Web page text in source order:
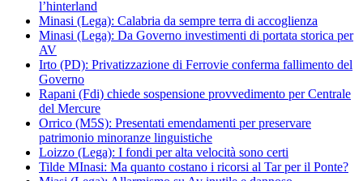
l’hinterland
Minasi (Lega): Calabria da sempre terra di accoglienza
Minasi (Lega): Da Governo investimenti di portata storica per
AV
Irto (PD): Privatizzazione di Ferrovie conferma fallimento del
Governo
Rapani (Fdi) chiede sospensione provvedimento per Centrale
del Mercure
Orrico (M5S): Presentati emendamenti per preservare
patrimonio minoranze linguistiche
Loizzo (Lega): I fondi per alta velocità sono certi
Tilde MInasi: Ma quanto costano i ricorsi al Tar per il Ponte?